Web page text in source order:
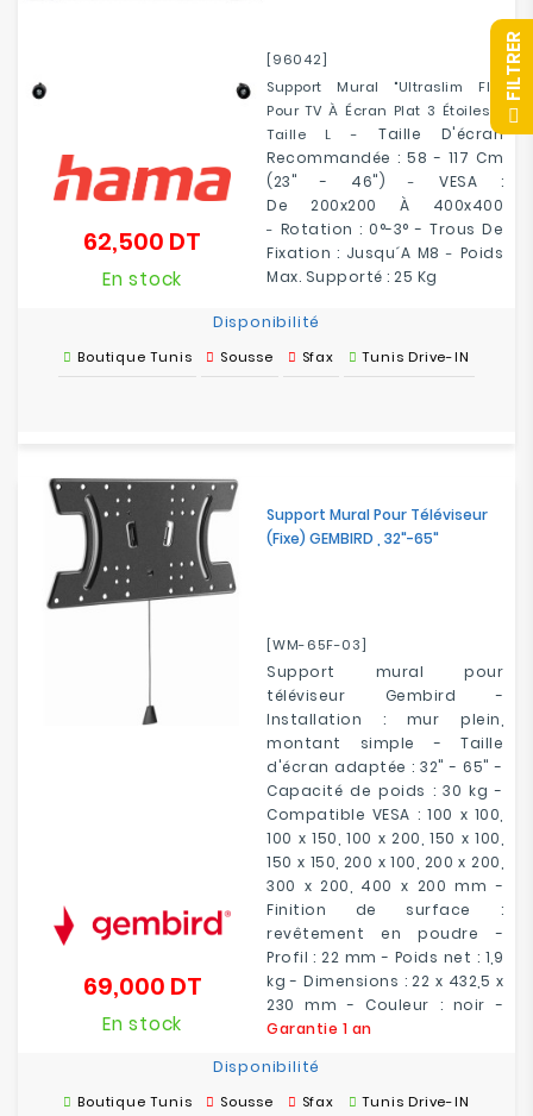
[96042]
Support Mural "Ultraslim FIX"
Pour TV À Écran Plat 3 Étoiles -
Taille L -Taille D'écran
Recommandée :58 - 117 Cm
(23" - 46") -VESA :
De200x200 À 400x400
- Rotation : 0°-3° -Trous De
Fixation : Jusqu´a M8 - Poids
Max. Supporté : 25 Kg
62,500 DT
En stock
Disponibilité
Boutique Tunis Sousse Sfax Tunis Drive-IN
Support Mural Pour Téléviseur
(fixe) GEMBIRD , 32"-65"
[WM-65F-03]
Support mural pour
téléviseur Gembird -
Installation : mur plein,
montant simple - Taille
d'écran adaptée : 32" - 65" -
Capacité de poids : 30 kg -
Compatible VESA : 100 x 100,
100 x 150, 100 x 200, 150 x 100,
150 x 150, 200 x 100, 200 x 200,
300 x 200, 400 x 200 mm -
Finition de surface :
revêtement en poudre -
Profil : 22 mm - Poids net : 1,9
kg - Dimensions : 22 x 432,5 x
230 mm - Couleur : noir -
Garantie 1 an
69,000 DTPrix
En stock
Disponibilité
Boutique Tunis Sousse Sfax Tunis Drive-IN
R